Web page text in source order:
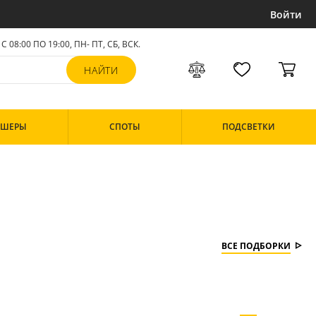
Войти
С 08:00 ПО 19:00, ПН- ПТ, СБ, ВСК.
СПОТЫ ПОДСВЕТКИ
ВСЕ ПОДБОРКИ